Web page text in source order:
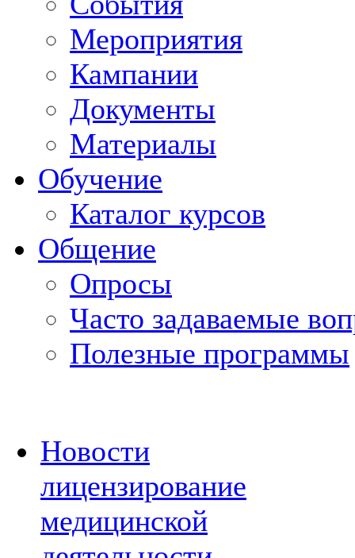
Мероприятия
Кампании
Документы
Материалы
Обучение
Каталог курсов
Общение
Опросы
Часто задаваемые
Полезные программы
Новости
лицензирование
медицинской